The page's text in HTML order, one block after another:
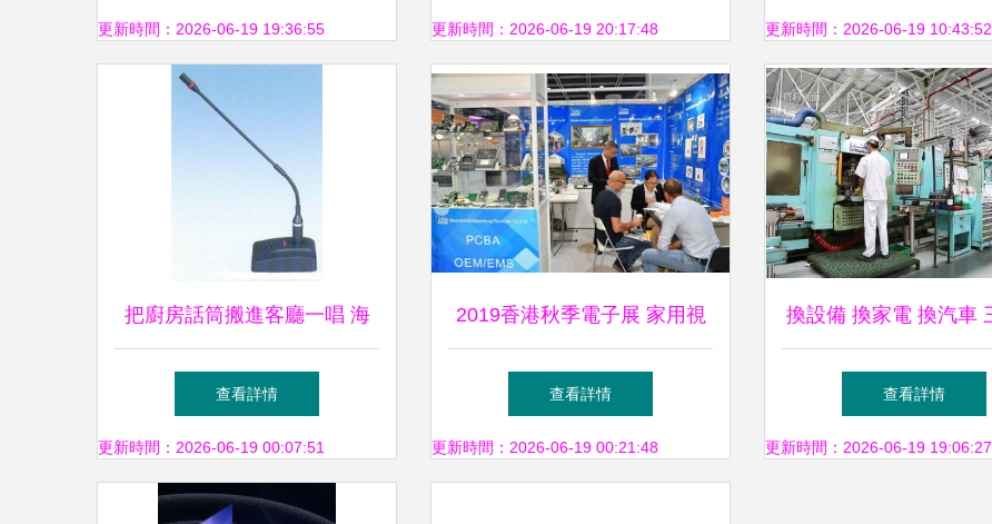
更新時間：2026-06-19 19:36:55 準，重新定義家用視聽的意義
更新時間：2026-06-19 20:17:48 更新時間：2026-06-19 10:43:52
把廚房話筒搬進客廳一唱 海
天HT-D48會議麥克風在家用
視聽設備中的隱性跨界驚艷
查看詳情
更新時間：2026-06-19 00:07:51
2019香港秋季電子展 家用視
聽設備掀起智能與交互新浪潮
查看詳情
更新時間：2026-06-19 00:21:48
換設備 換家電 換汽車
公布最新進展 家用視
迎來換代升級潮
查看詳情
更新時間：2026-06-19 19:06:27